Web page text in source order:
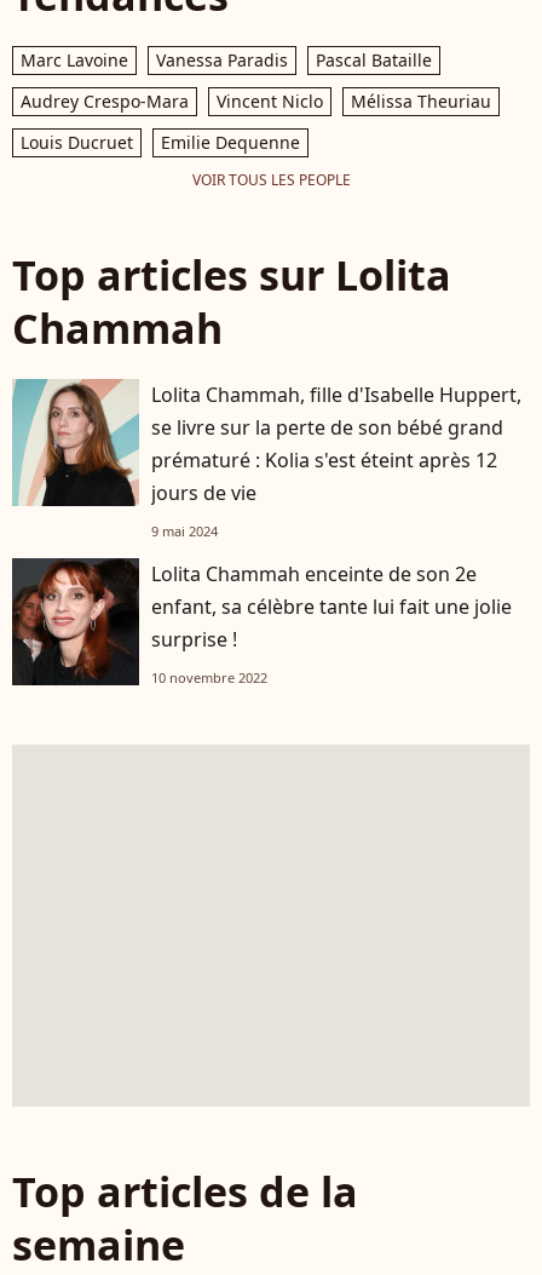
Marc Lavoine Vanessa Paradis
Pascal Bataille
Audrey Crespo-Mara
Vincent Niclo
Mélissa Theuriau
Louis Ducruet
Emilie Dequenne
VOIR TOUS LES PEOPLE
Top articles sur Lolita
Chammah
Lolita Chammah, fille d'Isabelle Huppert,
se livre sur la perte de son bébé grand
prématuré : Kolia s'est éteint après 12
jours de vie
9 mai 2024
Lolita Chammah enceinte de son 2e
enfant, sa célèbre tante lui fait une jolie
surprise !
10 novembre 2022
Top articles de la
semaine